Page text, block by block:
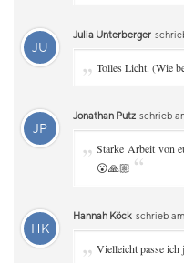
JU
Julia Unterberger
„ Tolles Licht. (Wie
JP
Jonathan Putz schrieb
„ Starke Arbeit von
😮🙏🏼 “
HK
Hannah Köck schrieb
„ Vielleicht passe